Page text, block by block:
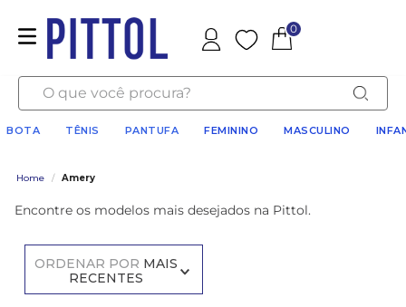
Favoritos
0
O que você procura?
BOTA TÊNIS PANTUFA FEMININO MASCULINO
Home / Amery
Encontre os modelos mais desejados na Pittol.
ORDENAR POR MAIS
RECENTES